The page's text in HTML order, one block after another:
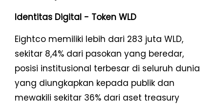
Identitas Digital - Token WLD
Eightco memiliki lebih dari 283 juta WLD,
sekitar 8,4% dari pasokan yang beredar,
posisi institusional terbesar di seluruh dunia
yang diungkapkan kepada publik dan
mewakili sekitar 36% dari aset treasury